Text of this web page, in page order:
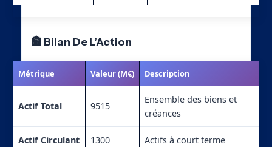
🏦 Bilan De L’Action
Métrique Valeur (M€) Description
Actif Total 9515
Ensemble des biens et
créances
Actif Circulant 1300 Actifs à court terme